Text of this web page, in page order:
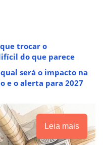
trocar o
do que parece
qual será o impacto na
e o alerta para 2027
Leia mais